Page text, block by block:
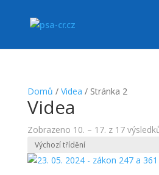
Domů / Videa / Stránka 2
Videa
Zobrazeno 10. – 17. z 17